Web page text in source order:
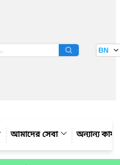
বাতায়ন BN
আমাদের সেবা অন্যান্য